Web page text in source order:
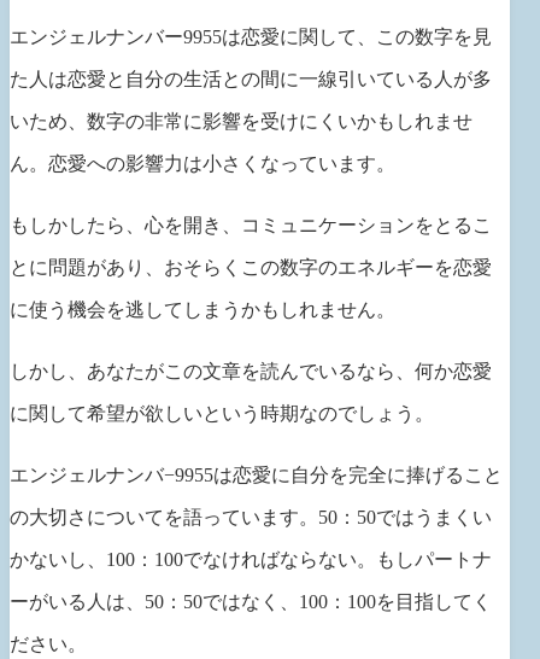
エンジェルナンバー9955は恋愛に関して、この数字を見
た人は恋愛と自分の生活との間に一線引いている人が多
いため、数字の非常に影響を受けにくいかもしれませ
ん。恋愛への影響力は小さくなっています。
もしかしたら、心を開き、コミュニケーションをとるこ
とに問題があり、おそらくこの数字のエネルギーを恋愛
に使う機会を逃してしまうかもしれません。
しかし、あなたがこの文章を読んでいるなら、何か恋愛
に関して希望が欲しいという時期なのでしょう。
エンジェルナンバ−9955は恋愛に自分を完全に捧げること
の大切さについてを語っています。50：50ではうまくい
かないし、100：100でなければならない。もしパートナ
ーがいる人は、50：50ではなく、100：100を目指してく
ださい。